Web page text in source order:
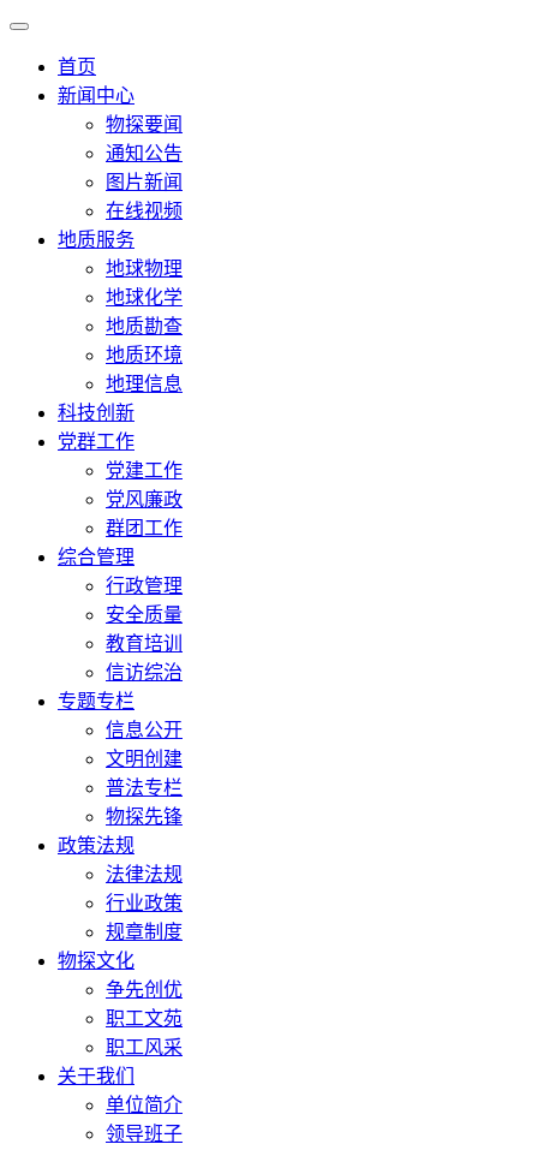
首页
新闻中心
物探要闻
通知公告
图片新闻
在线视频
地质服务
地球物理
地球化学
地质勘查
地质环境
地理信息
科技创新
党群工作
党建工作
党风廉政
群团工作
综合管理
行政管理
安全质量
教育培训
信访综治
专题专栏
信息公开
文明创建
普法专栏
物探先锋
政策法规
法律法规
行业政策
规章制度
物探文化
争先创优
职工文苑
职工风采
关于我们
单位简介
领导班子